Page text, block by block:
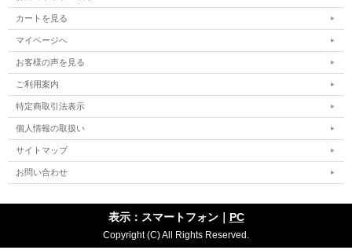
カートを見る
マイページへ
お客様の声を見る
ご利用案内
特定商取引法表示
個人情報の取扱い
サイトマップ
お問い合わせ
表示：スマートフォン｜ PC
Copyright (C) All Rights Reserved.